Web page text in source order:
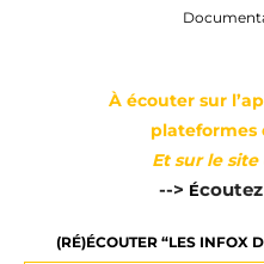
À écouter sur
plateformes
Et sur le site
--> É
(RÉ)ÉCOUTER “LES INFOX